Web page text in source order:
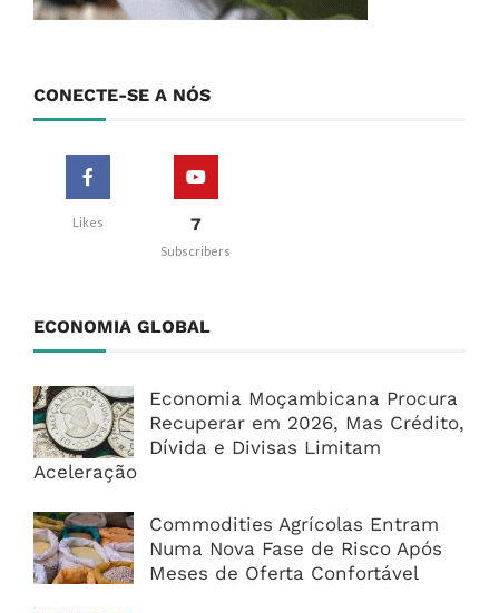
CONECTE-SE A NÓS
Likes 7
Subscribers
ECONOMIA GLOBAL
Economia Moçambicana Procura
Recuperar em 2026, Mas Crédito,
Dívida e Divisas Limitam
Aceleração
Commodities Agrícolas Entram
Numa Nova Fase de Risco Após
Meses de Oferta Confortável